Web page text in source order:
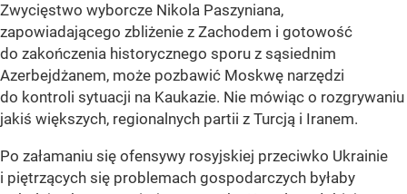
Zwycięstwo wyborcze Nikola Paszyniana,
zapowiadającego zbliżenie z Zachodem i gotowość
do zakończenia historycznego sporu z sąsiednim
Azerbejdżanem, może pozbawić Moskwę narzędzi
do kontroli sytuacji na Kaukazie. Nie mówiąc o rozgrywaniu
jakiś większych, regionalnych partii z Turcją i Iranem.
Po załamaniu się ofensywy rosyjskiej przeciwko Ukrainie
i piętrzących się problemach gospodarczych byłaby